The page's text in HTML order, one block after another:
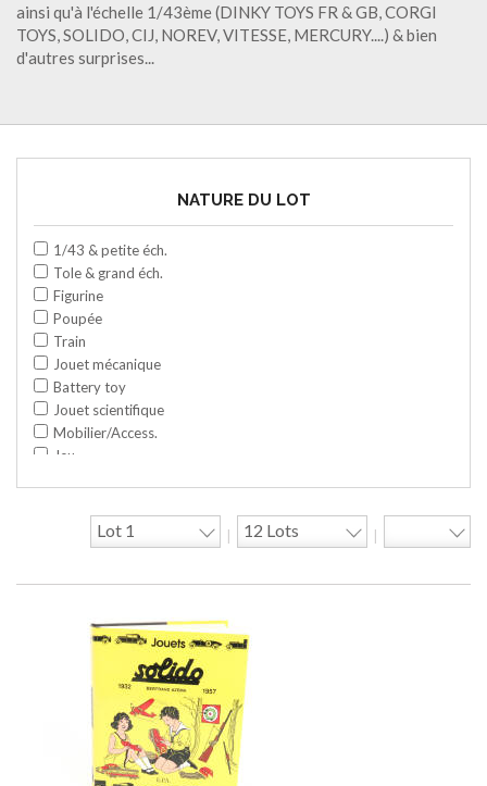
ainsi qu'à l'échelle 1/43ème (DINKY TOYS FR & GB, CORGI
TOYS, SOLIDO, CIJ, NOREV, VITESSE, MERCURY....) & bien
d'autres surprises...
NATURE DU LOT
1/43 & petite éch.
Tole & grand éch.
Figurine
Poupée
Train
Jouet mécanique
Battery toy
Jouet scientifique
Mobilier/Access.
Jeu
Travaux publics
Jeu construction
Circuit
Action Figure
Disque
Documentation